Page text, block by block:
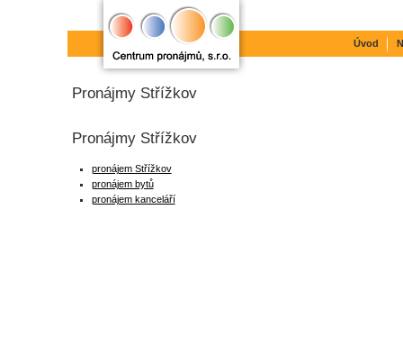
Pronájmy Střížkov
Pronájmy Střížkov
pronájem Střížkov
pronájem bytů
pronájem kanceláří
Úvod